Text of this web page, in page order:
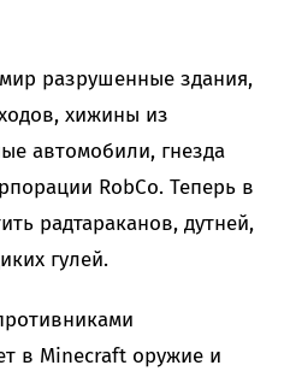
разрушенные здания,
хижины из
автомобили, гнезда
RobCo. Теперь в
радтараканов, дутней,
гулей.
в Minecraft оружие и